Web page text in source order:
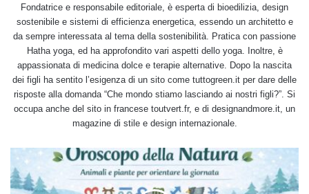
Fondatrice e responsabile editoriale, è esperta di bioedilizia, design
sostenibile e sistemi di efficienza energetica, essendo un architetto e
da sempre interessata al tema della sostenibilità. Pratica con passione
Hatha yoga, ed ha approfondito vari aspetti dello yoga. Inoltre, è
appassionata di medicina dolce e terapie alternative. Dopo la nascita
dei figli ha sentito l’esigenza di un sito come tuttogreen.it per dare delle
risposte alla domanda “Che mondo stiamo lasciando ai nostri figli?”. Si
occupa anche del sito in francese toutvert.fr, e di designandmore.it, un
magazine di stile e design internazionale.
segno
sei?